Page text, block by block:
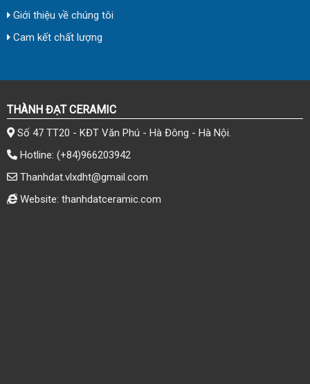
Giới thiệu về chúng tôi
Cam kết chất lượng
THÀNH ĐẠT CERAMIC
Số 47 TT20 - KĐT Văn Phú - Hà Đông - Hà Nội.
Hotline: (+84)966203942
Thanhdat.vlxdht@gmail.com
Website: thanhdatceramic.com